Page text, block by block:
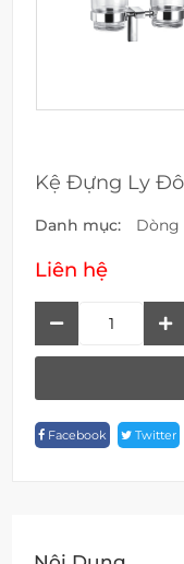
Kệ Đựng Ly
Danh mục: Dòng
Liên hệ
A
18930A
Facebook Twitter